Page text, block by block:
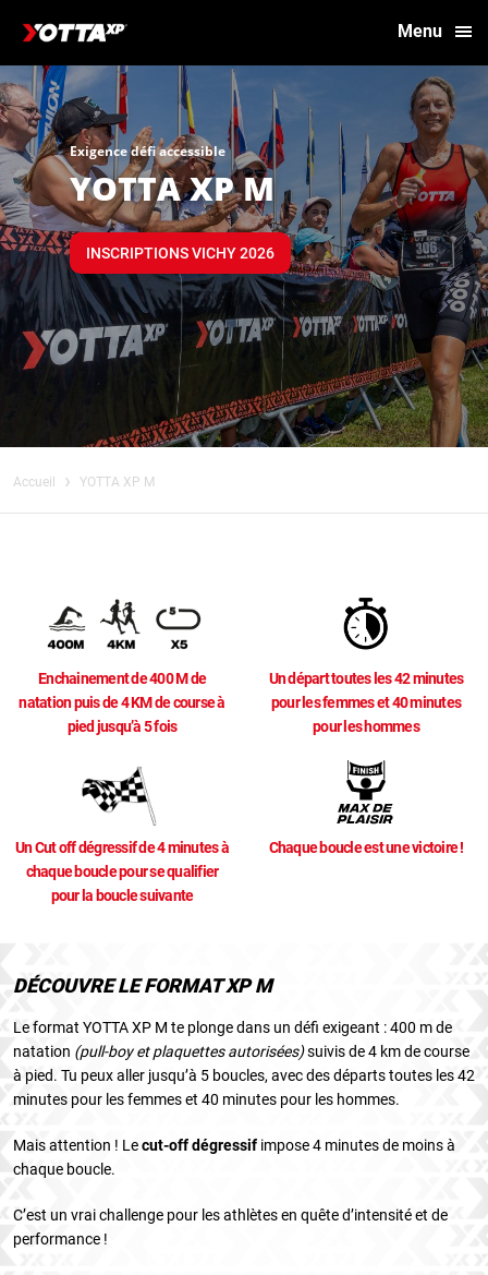
Menu
Exigence défi accessible
YOTTA XP M
INSCRIPTIONS VICHY 2026
Accueil › YOTTA XP M
Enchainement de 400 M de
natation puis de 4 KM de course à
pied jusqu’à 5 fois
Un départ toutes les 42 minutes
pour les femmes et 40 minutes
pour les hommes
Un Cut off dégressif de 4 minutes à
chaque boucle pour se qualifier
pour la boucle suivante
Chaque boucle est une victoire !
DÉCOUVRE LE FORMAT XP M
Le format YOTTA XP M te plonge dans un défi exigeant : 400 m de
natation (pull-boy et plaquettes autorisées)suivis de 4 km de course
à pied. Tu peux aller jusqu’à 5 boucles, avec des départs toutes les 42
minutes pour les femmes et 40 minutes pour les hommes.
Mais attention ! Lecut-off dégressif impose 4 minutes de moins à
chaque boucle.
C’est un vrai challenge pour les athlètes en quête d’intensité et de
performance !